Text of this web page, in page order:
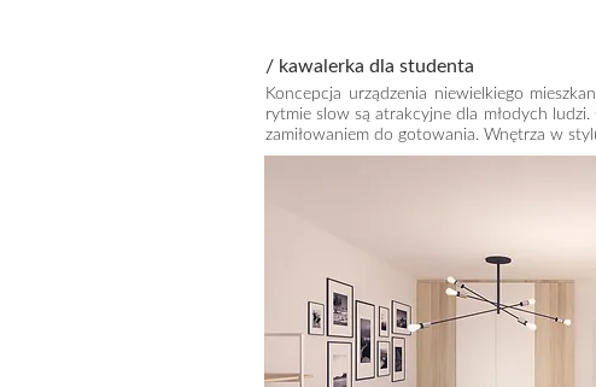
/ kawalerka dla studenta
Koncepcja urządzenia niewielkiego
rytmie slow są atrakcyjne dla młodych
zamiłowaniem do gotowania. Wnętrza w